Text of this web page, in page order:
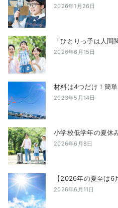
2026年1月26日
「ひとりっ子は人
2026年6月15日
材料は4つだけ！簡
2023年5月14日
小学校低学年の夏休
2026年6月8日
【2026年の夏至は
2026年6月11日